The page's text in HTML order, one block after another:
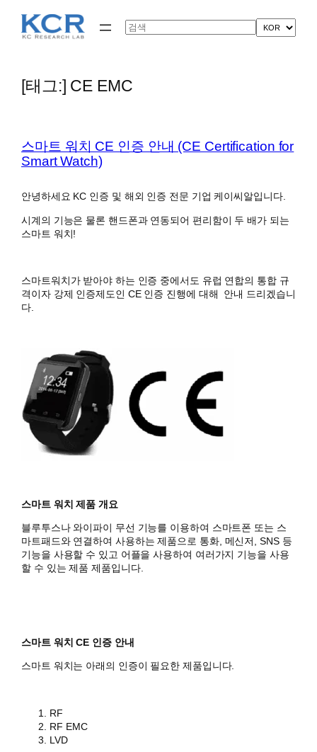
Search
[태그:] CE EMC
스마트 워치 CE 인증 안내 (CE Certification for
Smart Watch)
안녕하세요 KC 인증 및 해외 인증 전문 기업 케이씨알입니다.
시계의 기능은 물론 핸드폰과 연동되어 편리함이 두 배가 되는
스마트 워치!
스마트워치가 받아야 하는 인증 중에서도 유럽 연합의 통합 규
격이자 강제 인증제도인 CE 인증 진행에 대해
안내 드리겠습니
다.
스마트 워치 제품 개요
블루투스나 와이파이 무선 기능를 이용하여 스마트폰 또는 스
마트패드와 연결하여 사용하는 제품으로 통화, 메신저, SNS 등
기능을 사용할 수 있고 어플을 사용하여 여러가지 기능을 사용
할 수 있는 제품 제품입니다.
스마트 워치 CE 인증 안내
스마트 워치는 아래의 인증이 필요한 제품입니다.
RF
RF EMC
LVD